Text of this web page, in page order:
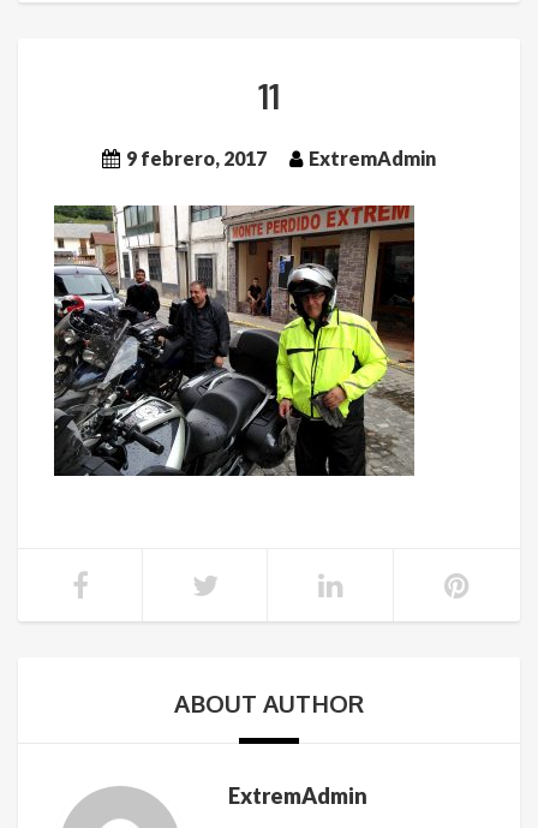
11
9 febrero, 2017 ExtremAdmin
ABOUT AUTHOR
ExtremAdmin